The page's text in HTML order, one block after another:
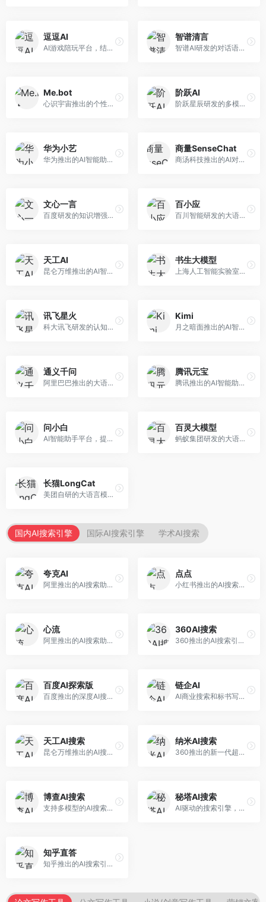
逗逗AI
AI游戏陪玩平台，结合游戏理解和自然语言交互技术。面向游戏玩家，提供游戏攻略、陪玩互动、社交聊天等服务，游戏知识丰富，互动体验有趣。
智谱清言
智谱AI研发的对话语言模型，支持中英双语交互。面向中文用户和开发者，提供知识问答、代码编写、文档解读等服务，开源生态完善，学术研究背景深厚。
Me.bot
心识宇宙推出的个性化AI伴侣，专注于情感交互和个人助理服务。面向个人用户，支持日程管理、情感陪伴、知识问答等功能，交互体验人性化。
阶跃AI
阶跃星辰研发的多模态大模型平台，支持文本、图像、视频的综合理解与生成。面向创作者和企业客户，提供内容创作、智能分析等服务，多模态能力突出。
华为小艺
华为推出的AI智能助手网页端，深度整合鸿蒙生态和华为云服务。面向华为设备用户，支持语音交互、智能问答、设备控制等功能，与华为硬件生态无缝衔接。
商量SenseChat
商汤科技推出的AI对话平台，结合计算机视觉和自然语言处理技术。面向企业用户和开发者，支持多模态交互，视觉理解能力强，适合智能客服和内容创作场景。
文心一言
百度研发的知识增强大语言模型，深度融合百度知识图谱和搜索能力。面向中文用户，提供知识问答、文本创作、逻辑推理等服务，中文语境理解准确，知识覆盖面广。
百小应
百川智能研发的大语言模型助手，专注于中文理解和生成。面向中文用户，提供知识问答、文本创作、代码辅助等服务，模型参数规模大，中文表达流畅自然。
天工AI
昆仑万维推出的AI智能助手，集成搜索、对话、创作等多种能力。面向普通用户和内容创作者，支持联网搜索、文本生成、图像理解等功能，响应速度快，免费使用。
书生大模型
上海人工智能实验室研发的开源大模型系列，支持多尺度和多模态。面向研究机构和开发者，开源生态完善，学术研究背景深厚，适合科研和定制开发。
讯飞星火
科大讯飞研发的认知智能大模型，深度融合语音识别和自然语言处理技术。面向企业用户和教育领域，提供语音交互、文档处理、代码生成等服务，中文语音识别准确率高。
Kimi
月之暗面推出的AI智能助手，核心优势在于超长文本处理能力，支持20万字以上文档分析。面向学术研究者、职场人士和内容创作者，提供文档解读、PPT生成、联网搜索等综合服务。
通义千问
阿里巴巴推出的大语言模型平台，提供对话问答、文档处理、图像理解、代码编写等全方位AI服务。面向企业用户和个人开发者，集成阿里云生态，支持多模态交互，企业级安全保障。
腾讯元宝
腾讯推出的AI智能助手，整合微信生态和腾讯云服务。面向普通用户和企业客户，支持文档解析、图像理解、联网搜索等功能，与腾讯产品无缝衔接，办公协作便捷。
问小白
AI智能助手平台，提供知识问答、文本创作、文档处理等服务。面向普通用户和职场人士，操作简便，响应速度快，支持多场景应用。
百灵大模型
蚂蚁集团研发的大语言模型平台，专注于金融科技和企业服务。面向金融机构和企业客户，提供智能客服、风险分析、文档处理等服务，金融场景理解深入。
长猫LongCat
美团自研的大语言模型对话平台，专注于本地生活服务场景。面向美团生态用户，提供智能推荐、服务问答等功能，本地生活知识覆盖全面。
国内AI搜索引擎 国际AI搜索引擎 学术AI搜索
夸克AI
阿里推出的AI搜索助手，整合搜索与AI功能。面向年轻用户，提供智能搜索、文档处理、学习辅助等服务，与夸克生态深度整合。
点点
小红书推出的AI搜索应用，专注于生活方式内容搜索。面向小红书用户，提供生活攻略、消费决策、内容推荐等服务，生活方式内容丰富。
心流
阿里推出的AI搜索助手，专注于智能信息获取。面向普通用户，提供智能搜索、内容整理、知识问答等服务，与阿里生态深度整合。
360AI搜索
360推出的AI搜索引擎，专注于安全智能搜索。面向普通用户，提供智能问答、网页搜索、内容整理等服务，安全防护能力强。
百度AI探索版
百度推出的深度AI搜索引擎，整合百度知识图谱。面向中文用户，提供智能问答、知识探索、内容生成等服务，知识覆盖面广。
链企AI
AI商业搜索和标书写作工具，专注于企业服务场景。面向企业用户，提供商业信息搜索、标书生成、企业分析等服务，商业信息专业。
天工AI搜索
昆仑万维推出的AI搜索引擎，整合大模型与搜索能力。面向普通用户，提供智能问答、深度搜索、内容整理等服务，中文搜索体验好。
纳米AI搜索
360推出的新一代超级AI搜索，深度整合360搜索资源。面向普通用户，提供智能问答、多模态搜索、内容生成等服务，安全可靠。
博查AI搜索
支持多模型的AI搜索引擎，整合多种大模型能力。面向AI爱好者，提供多模型搜索、答案对比、深度分析等服务，模型选择灵活。
秘塔AI搜索
AI驱动的搜索引擎，专注于无广告直达结果。面向研究者和信息获取需求者，提供深度搜索、来源标注、答案整理等服务，搜索结果干净准确，信息可信度高。
知乎直答
知乎推出的AI搜索引擎，专注于知识问答场景。面向知识获取者，提供知乎内容搜索、智能问答、知识整理等服务，专业知识丰富。